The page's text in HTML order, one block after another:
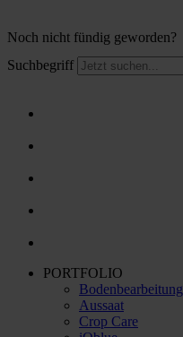
Noch nicht fündig geworden?
Suchbegriff
PORTFOLIO
Bodenbearbeitung
Aussaat
Crop Care